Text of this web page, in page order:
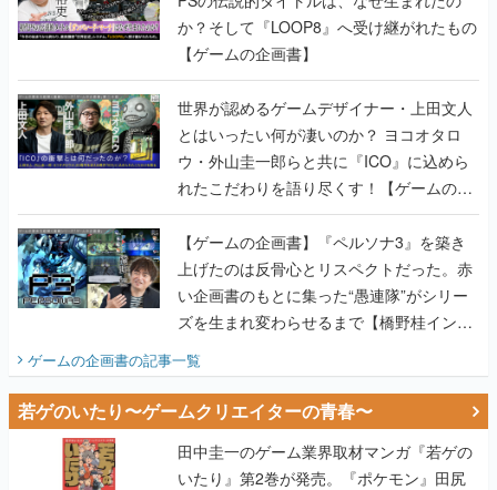
か？そして『LOOP8』へ受け継がれたもの
【ゲームの企画書】
世界が認めるゲームデザイナー・上田文人
とはいったい何が凄いのか？ ヨコオタロ
ウ・外山圭一郎らと共に『ICO』に込めら
れたこだわりを語り尽くす！【ゲームの企
画書】
【ゲームの企画書】『ペルソナ3』を築き
上げたのは反骨心とリスペクトだった。赤
い企画書のもとに集った“愚連隊”がシリー
ズを生まれ変わらせるまで【橋野桂インタ
ゲームの企画書の記事一覧
若ゲのいたり〜ゲームクリエイターの青春〜
田中圭一のゲーム業界取材マンガ『若ゲの
いたり』第2巻が発売。『ポケモン』田尻